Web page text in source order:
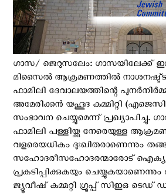
ഗാസ/ ജെറുസലേം: ഗാസയിലേക്ക്
മിസൈൽ ആക്രമണത്തിൽ
ഫാമിലി ദേവാലയത്തിന്റെ
അമേരിക്കൻ യഹൂദ കമ്മിറ്റി
സംഭാവന ചെയ്യുമെന്ന് പ്രഖ്യാപിച്ചു.
ഫാമിലി പള്ളിയ്ക്കു നേരെയുള്ള
വളരെയധികം ദുഃഖിതരാണെന്നും
സഹോദരീസഹോദരന്മാരോട്
പ്രകടിപ്പിക്കുകയും
ജ്യൂവീഷ് കമ്മറ്റി ഗ്രൂപ്പ് സിഇഒ ടെഡ്